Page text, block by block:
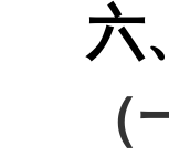
六
（